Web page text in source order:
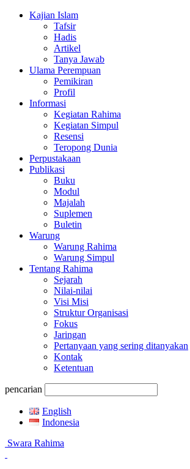
Kajian Islam
Tafsir
Hadis
Artikel
Tanya Jawab
Ulama Perempuan
Pemikiran
Profil
Informasi
Kegiatan Rahima
Kegiatan Simpul
Resensi
Teropong Dunia
Perpustakaan
Publikasi
Buku
Modul
Majalah
Suplemen
Buletin
Warung
Warung Rahima
Warung Simpul
Tentang Rahima
Sejarah
Nilai-nilai
Visi Misi
Struktur Organisasi
Fokus
Jaringan
Pertanyaan yang sering ditanyakan
Kontak
Ketentuan
pencarian
English
Indonesia
Swara Rahima